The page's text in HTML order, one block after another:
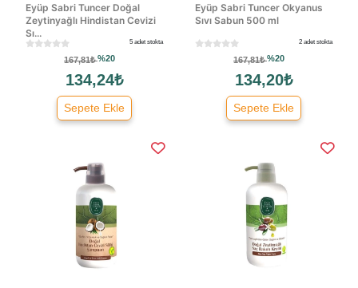
Eyüp Sabri Tuncer Doğal
Zeytinyağlı Hindistan Cevizi
Sı...
5 adet stokta
167,81₺%20
134,24₺
Sepete Ekle
Eyüp Sabri Tuncer Okyanus
Sıvı Sabun 500 ml
2 adet stokta
167,81₺%20
134,20₺
Sepete Ekle